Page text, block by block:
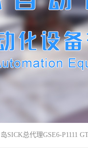
SICK总代理GSE6-P1111